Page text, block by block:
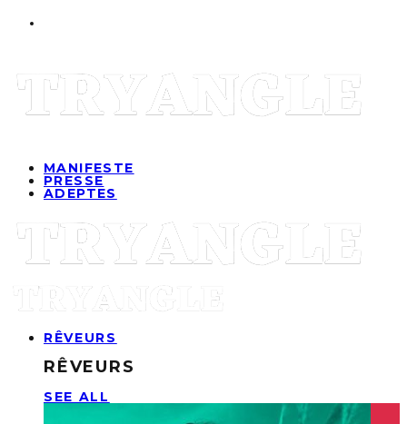
MANIFESTE
PRESSE
ADEPTES
RÊVEURS
RÊVEURS
SEE ALL